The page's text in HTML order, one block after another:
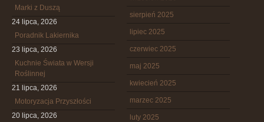
Marki z Duszą
24 lipca, 2026
Poradnik Lakiernika
23 lipca, 2026
Kuchnie Świata w Wersji
Roślinnej
21 lipca, 2026
Motoryzacja Przyszłości
20 lipca, 2026
sierpień 2025
lipiec 2025
czerwiec 2025
maj 2025
kwiecień 2025
marzec 2025
luty 2025